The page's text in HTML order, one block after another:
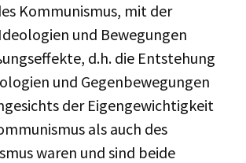
Kommunismus, mit der
und Bewegungen
d.h. die Entstehung
und Gegenbewegungen
der Eigengewichtigkeit
als auch des
waren und sind beide